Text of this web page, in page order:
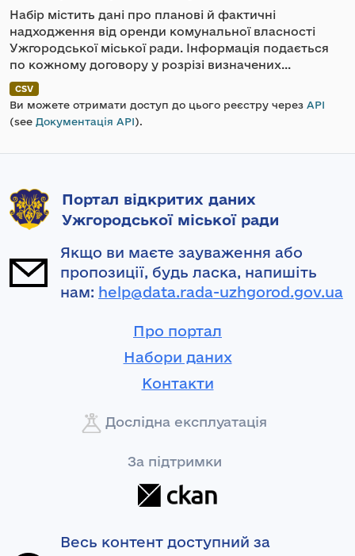
Набір містить дані про планові й фактичні
надходження від оренди комунальної власності
Ужгородської міської ради. Інформація подається
по кожному договору у розрізі визначених...
CSV
Ви можете отримати доступ до цього реєстру через API
(see Документація API).
Портал відкритих даних
Ужгородської міської ради
Якщо ви маєте зауваження або
пропозиції, будь ласка, напишіть
нам: help@data.rada-uzhgorod.gov.ua
Про портал
Набори даних
Контакти
Дослідна експлуатація
За підтримки
Весь контент доступний за